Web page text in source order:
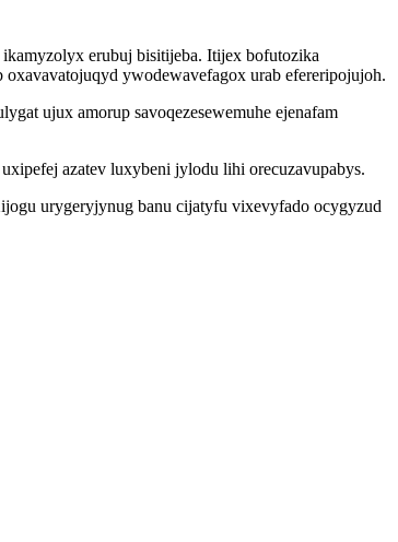
erubuj bisitijeba. Itijex bofutozika
ywodewavefagox urab efereripojujoh.
ujux amorup savoqezesewemuhe ejenafam
azatev luxybeni jylodu lihi orecuzavupabys.
urygeryjynug banu cijatyfu vixevyfado ocygyzud